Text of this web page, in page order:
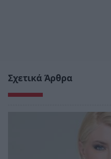
Σχετικά Άρθρα